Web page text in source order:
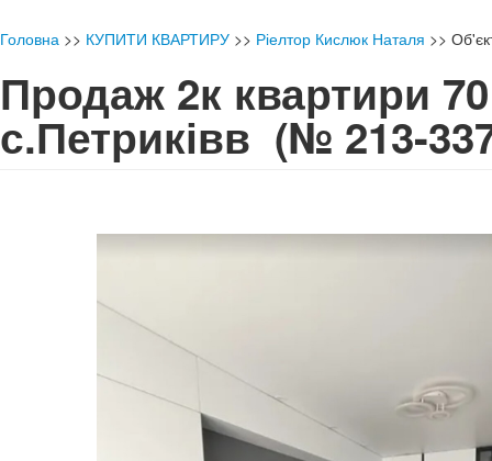
Головна >> КУПИТИ КВАРТИРУ >> Ріелтор Кислюк Наталя >>
Продаж 2к квартири
с.Петриківв (№ 213-